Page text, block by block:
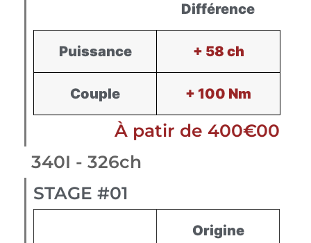
Différence
Puissance + 58 ch
Couple + 100 Nm
À patir de 400€00
340I - 326ch
STAGE #01
Origine